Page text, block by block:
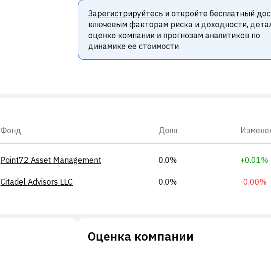
Зарегистрируйтесь и откройте бесплатный
ключевым факторам риска и доходности,
оценке компании и прогнозам аналитиков по
динамике ее стоимости
Фонд Доля
Point72 Asset Management 0.0% +0.01%
Citadel Advisors LLC 0.0% -0.00%
Оценка компании